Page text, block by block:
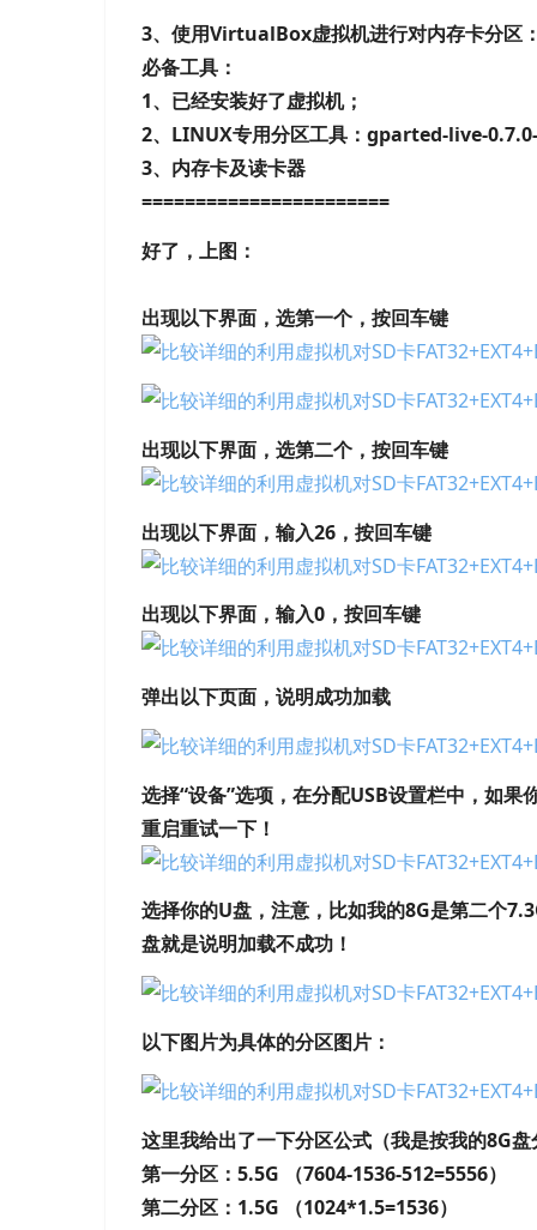
3、使用VirtualBox虚拟机进行对内存卡分区：
必备工具：
1、已经安装好了虚拟机；
2、LINUX专用分区工具：gparted-live-0.7.0-
3、内存卡及读卡器
=======================
好了，上图：
出现以下界面，选第一个，按回车键
出现以下界面，选第二个，按回车键
出现以下界面，输入26，按回车键
出现以下界面，输入0，按回车键
弹出以下页面，说明成功加载
选择“设备”选项，在分配USB设置栏中，如
重启重试一下！
选择你的U盘，注意，比如我的8G是第二个
盘就是说明加载不成功！
以下图片为具体的分区图片：
这里我给出了一下分区公式（我是按我的8G盘
第一分区：5.5G （7604-1536-512=5556）
第二分区：1.5G （1024*1.5=1536）